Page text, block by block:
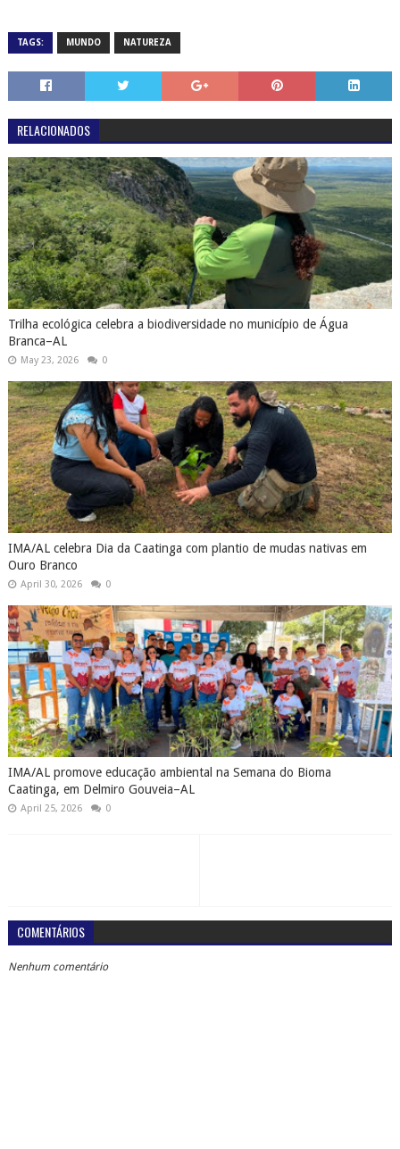
TAGS: MUNDO NATUREZA
RELACIONADOS
Trilha ecológica celebra a biodiversidade no município de Água
Branca–AL
May 23, 2026 0
IMA/AL celebra Dia da Caatinga com plantio de mudas nativas em
Ouro Branco
April 30, 2026 0
IMA/AL promove educação ambiental na Semana do Bioma
Caatinga, em Delmiro Gouveia–AL
April 25, 2026 0
COMENTÁRIOS
Nenhum comentário